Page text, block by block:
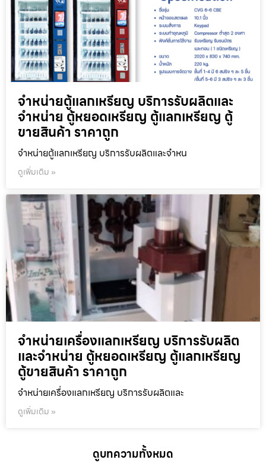
จำหน่ายตู้แลกเหรียญ บริการรับผลิตและ
จำหน่าย ตู้หยอดเหรียญ ตู้แลกเหรียญ ตู้
ขายสินค้า ราคาถูก
จำหน่ายตู้แลกเหรียญ บริการรับผลิตและจำหน
ดูเพิ่มเติม »
จำหน่ายเครื่องแลกเหรียญ บริการรับผลิต
และจำหน่าย ตู้หยอดเหรียญ ตู้แลกเหรียญ
ตู้ขายสินค้า ราคาถูก
จำหน่ายเครื่องแลกเหรียญ บริการรับผลิตและ
ดูเพิ่มเติม »
ดูบทความทั้งหมด